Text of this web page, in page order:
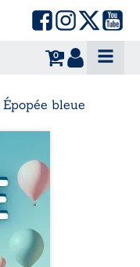
0
Épopée bleue